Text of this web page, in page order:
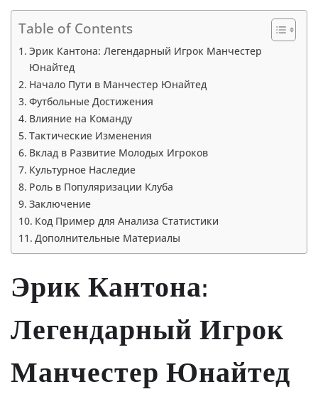
Table of Contents
Эрик Кантона: Легендарный Игрок Манчестер
Юнайтед
Начало Пути в Манчестер Юнайтед
Футбольные Достижения
Влияние на Команду
Тактические Изменения
Вклад в Развитие Молодых Игроков
Культурное Наследие
Роль в Популяризации Клуба
Заключение
Код Пример для Анализа Статистики
Дополнительные Материалы
Эрик Кантона:
Легендарный Игрок
Манчестер Юнайтед